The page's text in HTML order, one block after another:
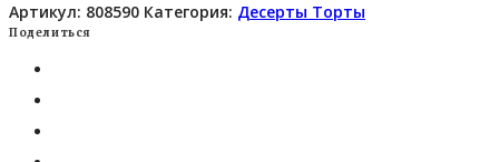
Артикул: 808590 Категория: Десерты Торты
Поделиться